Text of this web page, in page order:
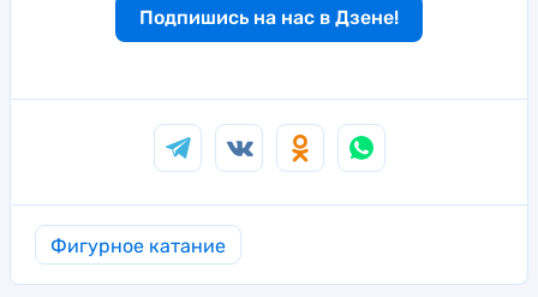
Подпишись на нас в Дзене!
Фигурное катание